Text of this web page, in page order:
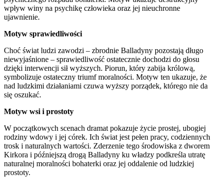
wpływ winy na psychikę człowieka oraz jej nieuchronne
ujawnienie.
Motyw sprawiedliwości
Choć świat ludzi zawodzi – zbrodnie Balladyny pozostają długo
niewyjaśnione – sprawiedliwość ostatecznie dochodzi do głosu
dzięki interwencji sił wyższych. Piorun, który zabija królową,
symbolizuje ostateczny triumf moralności. Motyw ten ukazuje, że
nad ludzkimi działaniami czuwa wyższy porządek, którego nie da
się oszukać.
Motyw wsi i prostoty
W początkowych scenach dramat pokazuje życie prostej, ubogiej
rodziny wdowy i jej córek. Ich świat jest pełen pracy, codziennych
trosk i naturalnych wartości. Zderzenie tego środowiska z dworem
Kirkora i późniejszą drogą Balladyny ku władzy podkreśla utratę
naturalnej moralności bohaterki oraz jej oddalenie od ludzkiej
prostoty.